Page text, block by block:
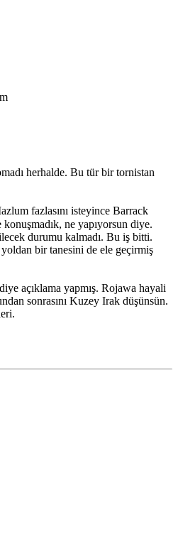
herhalde. Bu tür bir tornistan
fazlasını isteyince Barrack
ne yapıyorsun diye.
durumu kalmadı. Bu iş bitti.
yoldan bir tanesini de ele geçirmiş
açıklama yapmış. Rojawa hayali
sonrasını Kuzey Irak düşünsün.